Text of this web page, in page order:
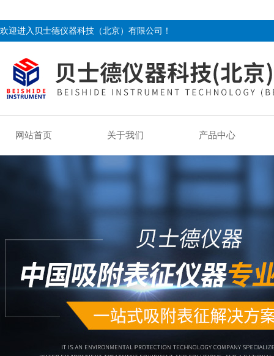
欢迎进入贝士德仪器科技（北京）有限公司！
网站首页 关于我们 产品中心